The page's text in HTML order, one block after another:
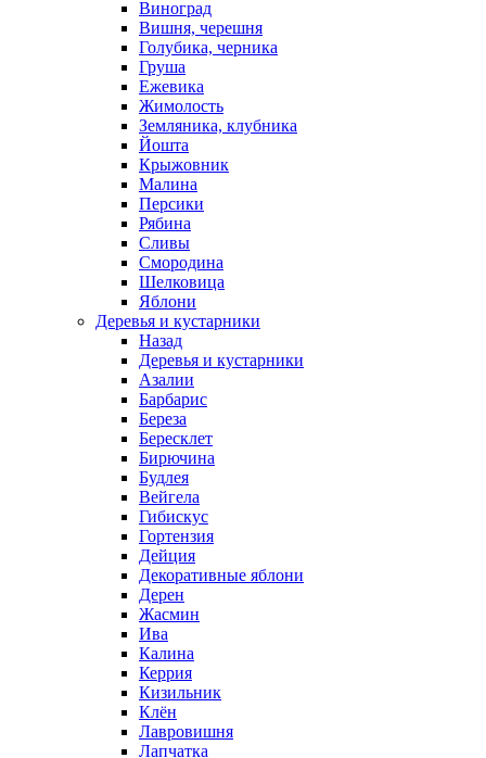
Виноград
Вишня, черешня
Голубика, черника
Груша
Ежевика
Жимолость
Земляника, клубника
Йошта
Крыжовник
Малина
Персики
Рябина
Сливы
Смородина
Шелковица
Яблони
Деревья и кустарники
Назад
Деревья и кустарники
Азалии
Барбарис
Береза
Бересклет
Бирючина
Будлея
Вейгела
Гибискус
Гортензия
Дейция
Декоративные яблони
Дерен
Жасмин
Ива
Калина
Керрия
Кизильник
Клён
Лавровишня
Лапчатка